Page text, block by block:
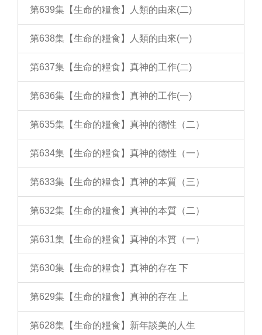
第639集【生命的糧食】人類的由來(二)
第638集【生命的糧食】人類的由來(一)
第637集【生命的糧食】真神的工作(二)
第636集【生命的糧食】真神的工作(一)
第635集【生命的糧食】真神的德性（二）
第634集【生命的糧食】真神的德性（一）
第633集【生命的糧食】真神的本質（三）
第632集【生命的糧食】真神的本質（二）
第631集【生命的糧食】真神的本質（一）
第630集【生命的糧食】真神的存在 下
第629集【生命的糧食】真神的存在 上
第628集【生命的糧食】新年談美的人生